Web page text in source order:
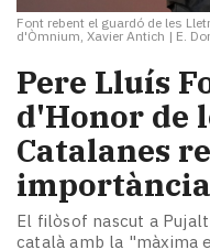
Font rebent el guardó de les
d'Òmnium, Xavier Antich | E.
Pere Lluís
d'Honor de
Catalanes
El filòsof nascut a
català amb la "màxima